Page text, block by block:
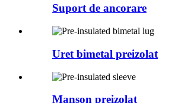
Suport de ancorare
Uret bimetal preizolat
Manșon preizolat